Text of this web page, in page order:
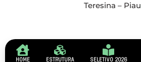
Teresina – Piau
HOME ESTRUTURA SELETIVO 2026